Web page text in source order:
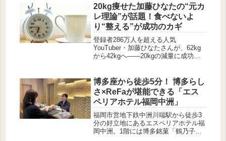
なんです。カジュアルにもきれいめに
も馴染み、30代・40代の女性が求め
る“上品な色気”を自然に演出します。
おしゃれも着心地も妥協したくないあ
なたにぴったりの1枚です♡大人の肌
見せはUNIQLOの「シアーシャツ」に
お任せ！ 出典:cococloset128...
20kg痩せた加藤ひなたの“元カ
レ理論”が話題！食べないよ
り“整える”が成功のカギ
登録者286万人を超える人気
YouTuber・加藤ひなたさんが、62kg
から42kgへ——20kgの減量に成功し
「【-20kg】痩せるスピード加速した
辞めた8選」で、ひなたさんは“食べな
いダイエット”をやめた理由を明かし
ました。“元カレ理論”が教えてくれ
る、食欲との向き合い方 出
典:Pixabay 「ファスティングとか断
食とか、筋肉から分解しちゃう。痩せ
やす...
博多座から徒歩5分！ 博多らし
さ×ReFaが堪能できる「エス
ペリアホテル福岡中洲」
福岡市営地下鉄中洲川端駅から徒歩3
分の好立地にあるエスペリアホテル福
岡中洲。1階には博多銘菓「鶴乃子」